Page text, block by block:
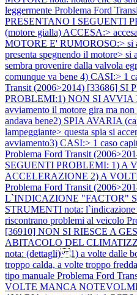
leggermente Problema Ford
PRESENTANO I SEGUENTI
(motore gialla) ACCESA:>
MOTORE E' RUMOROSO:> si
presenta spegnendo il motore>
sembra provenire dalla valvola
comunque va bene 4) CASI:> 1
Transit (2006>2014) [33686] SI
PROBLEMI:1) NON SI AVVIA
avviamento il motore gira ma
andava bene2) SPIA AVARIA
lampeggiante> questa spia si
avviamento3) CASI:> 1 caso
Problema Ford Transit
SEGUENTI PROBLEMI: 1) A
ACCELERAZIONE 2) A
Problema Ford Transit
L`INDICAZIONE "FACTOR"
STRUMENTI nota: l`indicazione
riscontrano problemi al veicolo
[36910] NON SI RIESCE A
ABITACOLO DEL
nota: (dettagli) 1) a volte dalle
troppo calda, a volte troppo
tipo manuale Problema Ford
VOLTE MANCA